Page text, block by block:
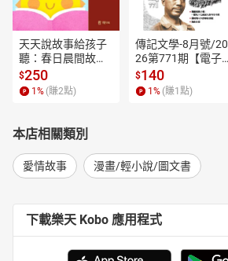
天天說故事給孩子
聽：春日晨間故事
【有聲書】
$250
1 % (賺2點)
傳記文學-8月號/20
26第771期【電子
書】
$140
1 % (賺1 點)
本店相關類別
愛情故事 漫畫/輕小說/圖文書
下載樂天 Kobo 應用程式